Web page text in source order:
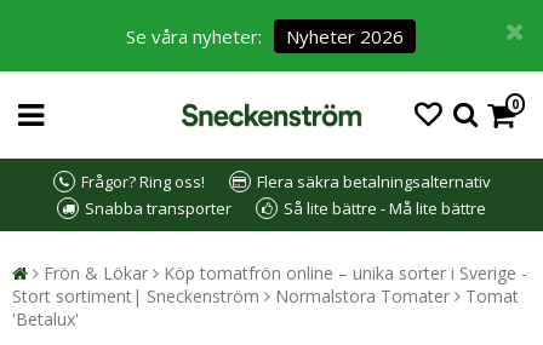
Se våra nyheter: Nyheter 2026
0
Frågor? Ring oss!
Flera säkra betalningsalternativ
Snabba transporter
Så lite bättre - Må lite bättre
Frön & Lökar
Köp tomatfrön online – unika sorter i Sverige -
Stort sortiment| Sneckenström
Normalstora Tomater
Tomat
'Betalux'